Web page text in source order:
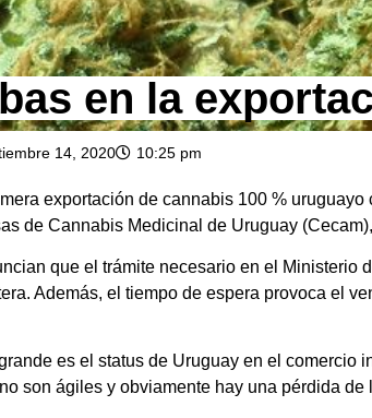
en la
14, 2020 10:25 pm
exportación de cannabis 100 %
de Cannabis Medicinal de Uruguay
que el trámite necesario en el
Además, el tiempo de espera provoca el
es el status de Uruguay en el
son ágiles y obviamente hay una pérdida